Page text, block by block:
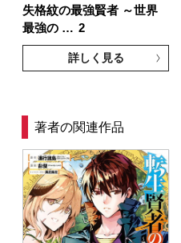
失格紋の最強賢者 ～世界
最強の … 2
詳しく見る
著者の関連作品